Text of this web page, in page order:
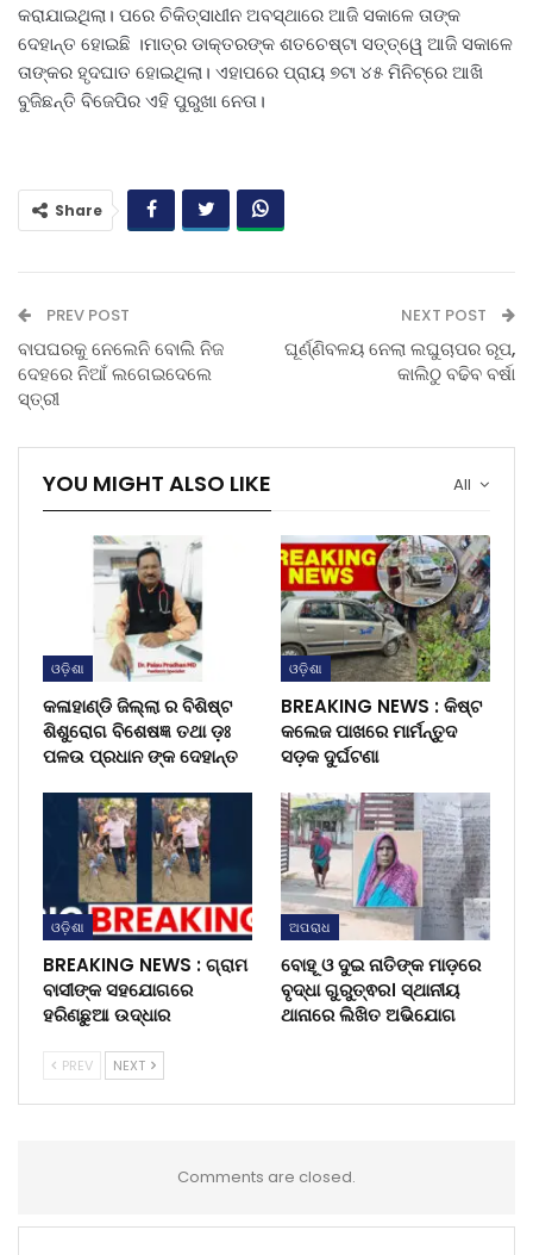
କରାଯାଇଥିଲା। ପରେ ଚିକିତ୍ସାଧୀନ ଅବସ୍ଥାରେ ଆଜି ସକାଳେ ତାଙ୍କ
ଦେହାନ୍ତ ହୋଇଛି ।ମାତ୍ର ଡାକ୍ତରଙ୍କ ଶତଚେଷ୍ଟା ସତ୍ତ୍ୱେ ଆଜି ସକାଳେ
ତାଙ୍କର ହୃଦଘାତ ହୋଇଥିଲା। ଏହାପରେ ପ୍ରାୟ ୭ଟା ୪୫ ମିନିଟ୍‌ରେ ଆଖି
ବୁଜିଛନ୍ତି ବିଜେପିର ଏହି ପୁରୁଖା ନେତା।
Share
PREV POST
ବାପଘରକୁ ନେଲେନି ବୋଲି ନିଜ
ଦେହରେ ନିଆଁ ଲଗେଇଦେଲେ
ସ୍ତ୍ରୀ
NEXT POST
ଘୂର୍ଣ୍ଣିବଳୟ ନେଲା ଲଘୁଚାପର ରୂପ,
କାଲିଠୁ ବଢିବ ବର୍ଷା
All
YOU MIGHT ALSO LIKE
ଓଡ଼ିଶା
କଳାହାଣ୍ଡି ଜିଲ୍ଲା ର ବିଶିଷ୍ଟ
ଶିଶୁରୋଗ ବିଶେଷଜ୍ଞ ତଥା ଡ଼ଃ
ପଳଉ ପ୍ରଧାନ ଙ୍କ ଦେହାନ୍ତ
ଓଡ଼ିଶା
BREAKING NEWS : କିଷ୍ଟ
କଲେଜ ପାଖରେ ମାର୍ମନ୍ତୁଦ
ସଡ଼କ ଦୁର୍ଘଟଣା
ଓଡ଼ିଶା
BREAKING NEWS : ଗ୍ରାମ
ବାସୀଙ୍କ ସହଯୋଗରେ
ହରିଣଛୁଆ ଉଦ୍ଧାର
ଅପରାଧ
ବୋହୂ ଓ ଦୁଇ ନାତିଙ୍କ ମାଡ଼ରେ
ବୃଦ୍ଧା ଗୁରୁତ୍ଵର। ସ୍ଥାନୀୟ
ଥାନାରେ ଲିଖିତ ଅଭିଯୋଗ
PREV NEXT
Comments are closed.